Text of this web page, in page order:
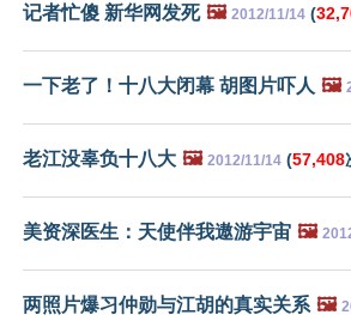
记者忙傻 新华网发死 🖼️ 2012/11/14 (
一下老了！十八大闭幕 胡图片吓人 🖼️
老江没辜负十八大 🖼️ 2012/11/14 (57,408
美资深医生：天使伴我遨游宇宙 🖼️
两照片爆习仲勋与江胡的真实关系 🖼️